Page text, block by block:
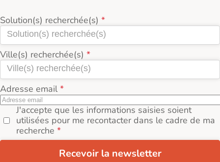
Solution(s) recherchée(s)
Ville(s) recherchée(s)
Adresse email
J'accepte que les informations saisies soient
utilisées pour me recontacter dans le cadre de ma
recherche
Recevoir la newsletter